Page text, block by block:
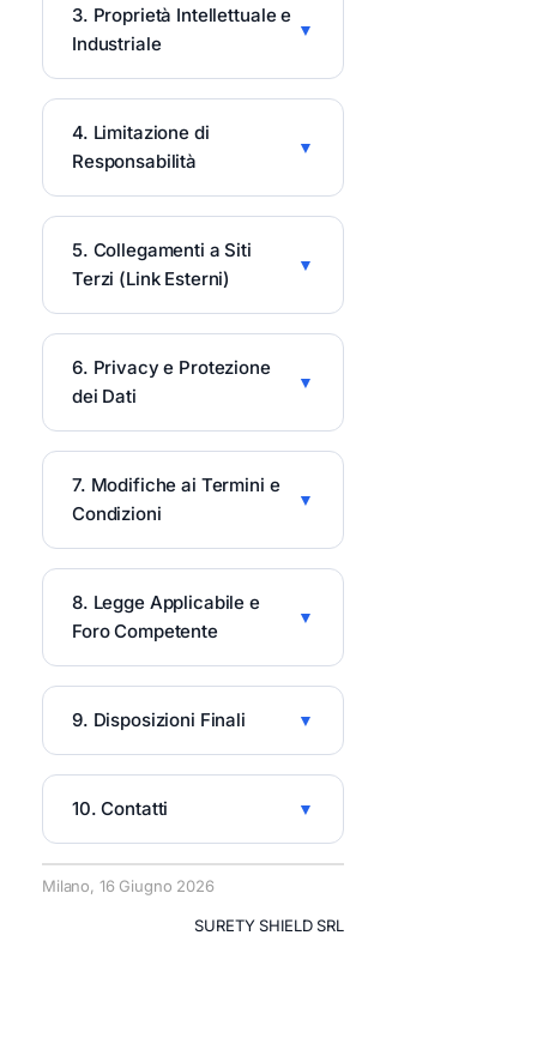
3. Proprietà Intellettuale e
Industriale
4. Limitazione di
Responsabilità
5. Collegamenti a Siti
Terzi (Link Esterni)
6. Privacy e Protezione
dei Dati
7. Modifiche ai Termini e
Condizioni
8. Legge Applicabile e
Foro Competente
9. Disposizioni Finali
10. Contatti
Milano, 16 Giugno 2026
SURETY SHIELD SRL